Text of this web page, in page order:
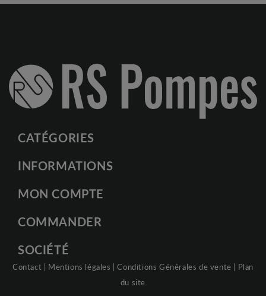
CATÉGORIES
INFORMATIONS
MON COMPTE
COMMANDER
SOCIÉTÉ
Contact | Mentions légales |Conditions Générales de vente | Plan
du site